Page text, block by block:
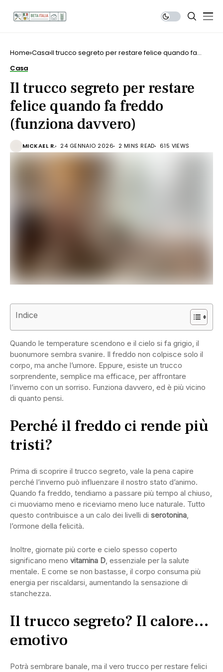
Home Casa Il trucco segreto per restare felice quando fa
Casa
Il trucco segreto per restare
felice quando fa freddo
(funziona davvero)
MICKAEL R. 24 GENNAIO 2026 2 MINS READ 615 VIEWS
Indice
Quando le temperature scendono e il cielo si fa grigio, il
buonumore sembra svanire. Il freddo non colpisce solo il
corpo, ma anche l’umore. Eppure, esiste un trucco
sorprendente, semplice ma efficace, per affrontare
l’inverno con un sorriso. Funziona davvero, ed è più vicino
di quanto pensi.
Perché il freddo ci rende più
tristi?
Prima di scoprire il trucco segreto, vale la pena capire
perché l’inverno può influenzare il nostro stato d’animo.
Quando fa freddo, tendiamo a passare più tempo al chiuso,
ci muoviamo meno e riceviamo meno luce naturale. Tutto
questo contribuisce a un calo dei livelli di serotonina,
l’ormone della felicità.
Inoltre, giornate più corte e cielo spesso coperto
significano meno vitamina D, essenziale per la salute
mentale. E come se non bastasse, il corpo consuma più
energia per riscaldarsi, aumentando la sensazione di
stanchezza.
Il trucco segreto? Il calore…
emotivo
Potrà sembrare banale, ma il vero trucco per restare felici